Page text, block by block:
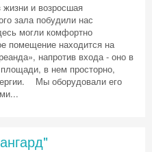
жизни и возросшая
зала побудили нас
могли комфортно
помещение находится на
напротив входа - оно в
в нем просторно,
Мы оборудовали его